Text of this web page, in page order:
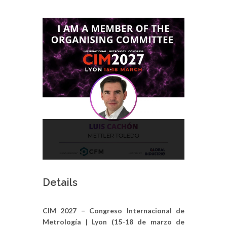
Details
CIM 2027 – Congreso Internacional de
Metrología | Lyon (15-18 de marzo de